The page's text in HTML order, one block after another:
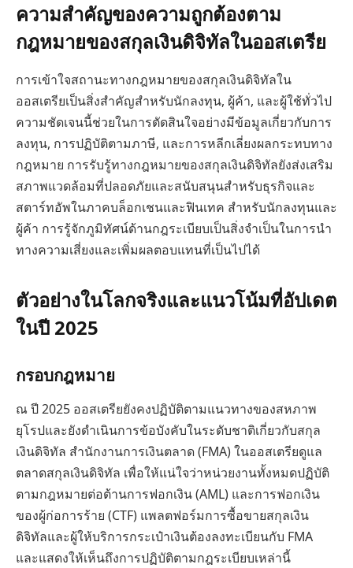
ความสำคัญของความถูกต้องตาม
กฎหมายของสกุลเงินดิจิทัลในออสเตรีย
การเข้าใจสถานะทางกฎหมายของสกุลเงินดิจิทัลใน
ออสเตรียเป็นสิ่งสำคัญสำหรับนักลงทุน, ผู้ค้า, และผู้ใช้ทั่วไป
ความชัดเจนนี้ช่วยในการตัดสินใจอย่างมีข้อมูลเกี่ยวกับการ
ลงทุน, การปฏิบัติตามภาษี, และการหลีกเลี่ยงผลกระทบทาง
กฎหมาย การรับรู้ทางกฎหมายของสกุลเงินดิจิทัลยังส่งเสริม
สภาพแวดล้อมที่ปลอดภัยและสนับสนุนสำหรับธุรกิจและ
สตาร์ทอัพในภาคบล็อกเชนและฟินเทค สำหรับนักลงทุนและ
ผู้ค้า การรู้จักภูมิทัศน์ด้านกฎระเบียบเป็นสิ่งจำเป็นในการนำ
ทางความเสี่ยงและเพิ่มผลตอบแทนที่เป็นไปได้
ตัวอย่างในโลกจริงและแนวโน้มที่อัปเดต
ในปี 2025
กรอบกฎหมาย
ณ ปี 2025 ออสเตรียยังคงปฏิบัติตามแนวทางของสหภาพ
ยุโรปและยังดำเนินการข้อบังคับในระดับชาติเกี่ยวกับสกุล
เงินดิจิทัล สำนักงานการเงินตลาด (FMA) ในออสเตรียดูแล
ตลาดสกุลเงินดิจิทัล เพื่อให้แน่ใจว่าหน่วยงานทั้งหมดปฏิบัติ
ตามกฎหมายต่อต้านการฟอกเงิน (AML) และการฟอกเงิน
ของผู้ก่อการร้าย (CTF) แพลตฟอร์มการซื้อขายสกุลเงิน
ดิจิทัลและผู้ให้บริการกระเป๋าเงินต้องลงทะเบียนกับ FMA
และแสดงให้เห็นถึงการปฏิบัติตามกฎระเบียบเหล่านี้